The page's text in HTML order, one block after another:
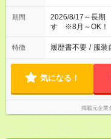
期間
2026/8/17～長期
す ※8月～OK！
特徴 履歴書不要 / 服装
気になる！
掲載元企業